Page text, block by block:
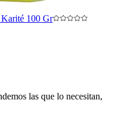
Karité 100 Gr
las que lo necesitan,